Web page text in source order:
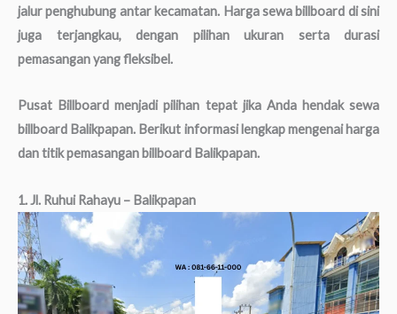
jalur penghubung antar kecamatan. Harga sewa billboard di sini
juga terjangkau, dengan pilihan ukuran serta durasi
pemasangan yang fleksibel.
Pusat Billboard menjadi pilihan tepat jika Anda hendak sewa
billboard Balikpapan. Berikut informasi lengkap mengenai harga
dan titik pemasangan billboard Balikpapan.
1. Jl. Ruhui Rahayu – Balikpapan